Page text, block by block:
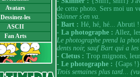
Avatars
Dessinez-les
ASCII
Fan Arts
de cette photo. Sers moi un
Skinner s'en va.
- Bart : Hé, hé, hé... Abruti !
- La photographe : Allez,
Le photographe prend la
dents noir, sauf Bart qui a les
- Cletus : Trop mignons,
- Le photographe : {Gaps !}
Trois semaines plus tard...